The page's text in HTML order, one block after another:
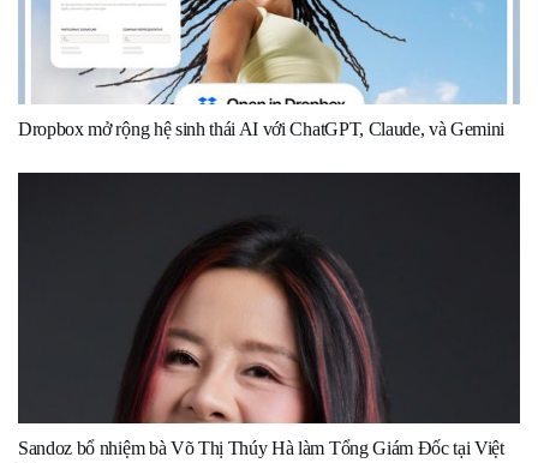
Dropbox mở rộng hệ sinh thái AI với ChatGPT, Claude, và Gemini
Sandoz bổ nhiệm bà Võ Thị Thúy Hà làm Tổng Giám Đốc tại Việt